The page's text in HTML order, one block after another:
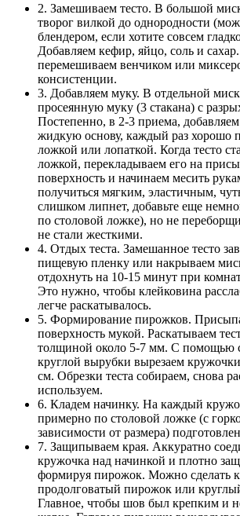
2. Замешиваем тесто. В большой
творог вилкой до однородности
блендером, если хотите совсем
Добавляем кефир, яйцо, соль и
перемешиваем венчиком или
консистенции.
3. Добавляем муку. В отдельной
просеянную муку (3 стакана) с
Постепенно, в 2-3 приема,
жидкую основу, каждый раз хорошо
ложкой или лопаткой. Когда тесто
ложкой, перекладываем его на
поверхность и начинаем месить
получиться мягким, эластичным,
слишком липнет, добавьте еще
по столовой ложке), но не
не стали жесткими.
4. Отдых теста. Замешанное тесто
пищевую пленку или накрываем
отдохнуть на 10-15 минут при
Это нужно, чтобы клейковина
легче раскатывалось.
5. Формирование пирожков.
поверхность мукой. Раскатываем
толщиной около 5-7 мм. С помощью
круглой вырубки вырезаем
см. Обрезки теста собираем, снова
используем.
6. Кладем начинку. На каждый
примерно по столовой ложке (с
зависимости от размера)
7. Защипываем края. Аккуратно
кружочка над начинкой и плотно
формируя пирожок. Можно сделать
продолговатый пирожок или
Главное, чтобы шов был крепким и